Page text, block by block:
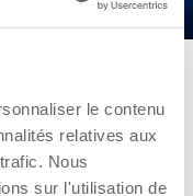
le contenu
relatives aux
Nous
sur l'utilisation de
nouveau
annuelle